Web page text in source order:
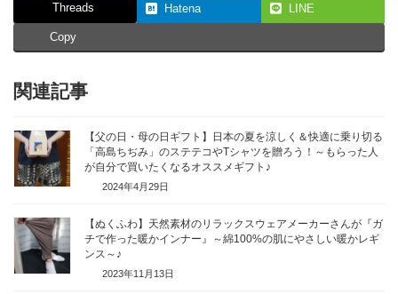
Threads Hatena LINE
Copy
関連記事
【父の日・母の日ギフト】日本の夏を涼しく＆快適に乗り切る
「高島ちぢみ」のステテコやTシャツを贈ろう！～もらった人
が自分で買いたくなるオススメギフト♪
2024年4月29日
【ぬくふわ】天然素材のリラックスウェアメーカーさんが『ガ
チで作った暖かインナー』～綿100%の肌にやさしい暖かレギ
ンス～♪
2023年11月13日